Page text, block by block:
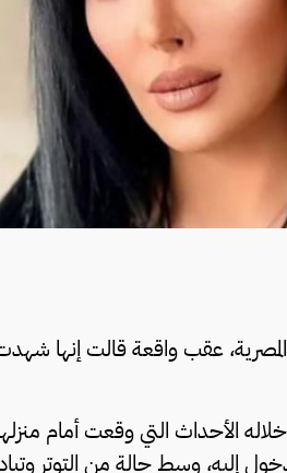
عقب واقعة قالت إنها
الأحداث التي وقعت أمام
إليه، وسط حالة من التوتر